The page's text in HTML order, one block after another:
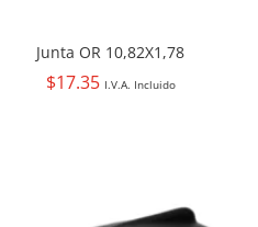
Junta OR 10,82X1,78
$17.35 I.V.A. Incluido